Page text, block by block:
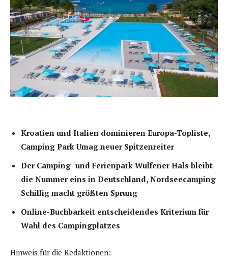
Kroatien und Italien dominieren Europa-Topliste,
Camping Park Umag neuer Spitzenreiter
Der Camping- und Ferienpark Wulfener Hals bleibt
die Nummer eins in Deutschland, Nordseecamping
Schillig macht größten Sprung
Online-Buchbarkeit entscheidendes Kriterium für
Wahl des Campingplatzes
Hinweis für die Redaktionen: